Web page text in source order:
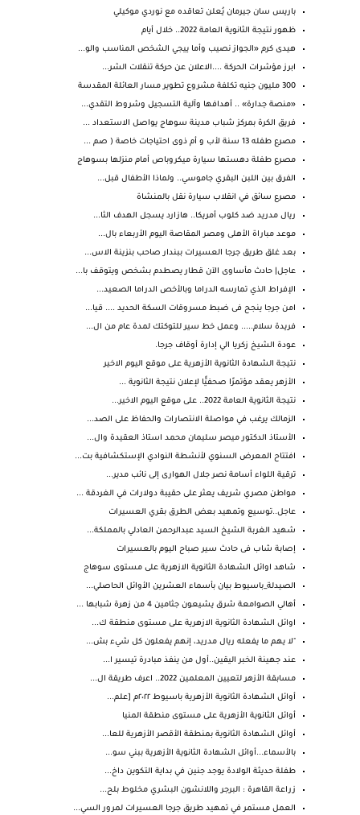
باريس سان جيرمان يُعلن تعاقده مع نوردي موكيلي
ظهور نتيجة الثانوية العامة 2022.. خلال أيام
هيدى كرم «الجواز نصيب وأما ييجي الشخص المناسب والو...
ابرز مؤشرات الحركة ....الاعلان عن حركة تنقلات الشر...
300 مليون جنيه تكلفة مشروع تطوير مسار العائلة المقدسة
«منصة جدارة» .. أهدافها وآلية التسجيل وشروط التقدي...
فريق الكرة بمركز شباب مدينة سوهاج يواصل الاستعداد ...
مصرع طفله 13 سنة لأب و أم ذوى احتياجات خاصة ( صم ...
مصرع طفلة دهستها سيارة ميكروباص أمام منزلها بسوهاج
الفرق بين اللبن البقري جاموسي.. ولماذا الأطفال قبل...
مصرع سائق في انقلاب سيارة نقل بالمنشاة
ريال مدريد ضد كلوب أمريكا.. هازارد يسجل الهدف الثا...
موعد مباراة الأهلى ومصر المقاصة اليوم الأربعاء بال...
بعد غلق طريق جرجا العسيرات ببندار صاحب بنزينة الاس...
عاجل| حادث مأساوى الآن قطار يصطدم بشخص ويتوقف با...
الإفراط الذي تمارسه الدراما وبالأخص الدراما الصعيد...
امن جرجا ينجح فى ضبط مسروقات السكة الحديد .... قيا...
فريدة سلام..... وعمل خط سير للتوكتك لمدة عام من ال...
عودة الشيخ زكريا الي إدارة أوقاف جرجا.
نتيجة الشهادة الثانوية الأزهرية على موقع اليوم الاخير
الأزهر يعقد مؤتمرًا صحفيًّا لإعلان نتيجة الثانوية ...
نتيجة الثانوية العامة 2022.. على موقع اليوم الاخير...
الزمالك يرغب في مواصلة الانتصارات والحفاظ على الصد...
الأستاذ الدكتور ميصر سليمان محمد استاذ العقيدة وال...
افتتاح المعرض السنوي لأنشطة النوادي الإستكشافية بت...
ترقية اللواء أسامة نصر جلال الهوارى إلى نائب مدير...
مواطن مصري شريف يعثر على حقيبة دولارات في الغردقة ...
عاجل..توسيع وتمهيد بعض الطرق بقري العسيرات
شهيد الغربة الشيخ السيد عبدالرحمن العادلي بالمملكة...
إصابة شاب فى حادث سير صباح اليوم بالعسيرات
شاهد اوائل الشهادة الثانوية الازهرية على مستوى سوهاج
الصيدلة_باسيوط بيان بأسماء العشرين الأوائل الحاصلي...
أهالي الصوامعة شرق يشيعون جثامين 4 من زهرة شبابها ...
اوائل الشهادة الثانوية الازهرية على مستوى منطقة ك...
"لا يهم ما يفعله ريال مدريد، إنهم يفعلون كل شيء بش...
عند جهينة الخبر اليقين..أول من ينفذ مبادرة تيسير ا...
مسابقة الأزهر لتعيين المعلمين 2022.. اعرف طريقة ال...
أوائل الشهادة الثانوية الأزهرية باسيوط ٢٠٢٢م [علم...
أوائل الثانوية الأزهرية على مستوى منطقة المنيا
أوائل الشهادة الثانوية بمنطقة الأقصر الأزهرية للعا...
بالأسماء...أوائل الشهادة الثانوية الأزهرية ببني سو...
طفلة حديثة الولادة يوجد جنين في بداية التكوين داخ...
زراعة القاهرة : البرجر واللانشون البشري مخلوط بلح...
العمل مستمر في تمهيد طريق جرجا العسيرات لمرور السي...